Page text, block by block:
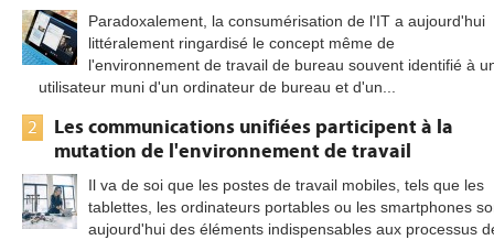
Paradoxalement, la consumérisation de l'IT a aujourd'hui
littéralement ringardisé le concept même de
l'environnement de travail de bureau souvent identifié à
utilisateur muni d'un ordinateur de bureau et d'un...
2
Les communications unifiées participent à la
mutation de l'environnement de travail
Il va de soi que les postes de travail mobiles, tels que les
tablettes, les ordinateurs portables ou les smartphones
aujourd'hui des éléments indispensables aux processus